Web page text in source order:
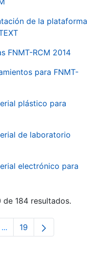
de la plataforma
FNMT-RCM 2014
para FNMT-
plástico para
de laboratorio
electrónico para
184 resultados.
...Páxinas intermedias Use
Páxina
19